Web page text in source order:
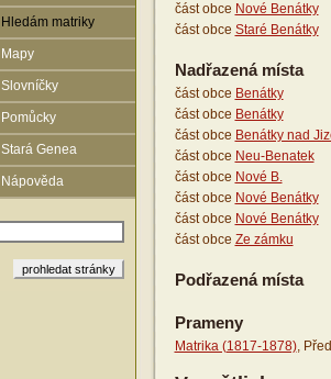
Hledám matriky
Mapy
Slovníčky
Pomůcky
Stará Genea
Nápověda
část obce Nové Benátky
část obce Staré Benátky
Nadřazená místa
část obce Benátky
část obce Benátky
část obce Benátky nad
část obce Neu-Benatek
část obce Nové B.
část obce Nové Benátky
část obce Nové Benátky
část obce Ze zámku
Podřazená místa
Prameny
Matrika (1817-1878),